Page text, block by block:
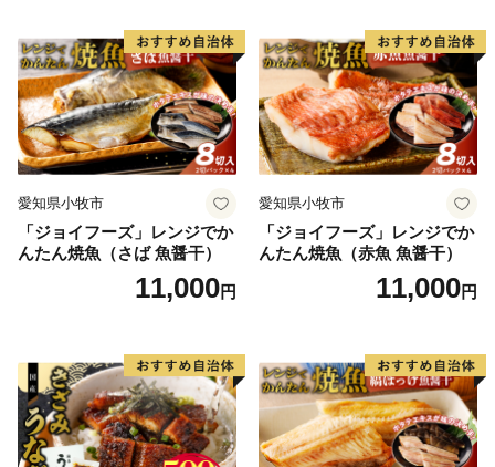
り寄せグルメ 愛知県 小牧市
送料無料
愛知県小牧市
「ジョイフーズ」レンジでか
んたん焼魚（さば 魚醤干）
11,000円
愛知県小牧市
「ジョイフーズ」レンジでか
んたん焼魚（赤魚 魚醤干）
11,000円